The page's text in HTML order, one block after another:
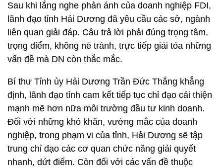
Sau khi lắng nghe phản ánh của doanh nghiệp FDI,
lãnh đạo tỉnh Hải Dương đã yêu cầu các sở, ngành
liên quan giải đáp. Câu trả lời phải đúng trọng tâm,
trọng điểm, không né tránh, trực tiếp giải tỏa những
vấn đề mà DN còn thắc mắc.
Bí thư Tỉnh ủy Hải Dương Trần Đức Thắng khẳng
định, lãnh đạo tỉnh cam kết tiếp tục chỉ đạo cải thiện
mạnh mẽ hơn nữa môi trường đầu tư kinh doanh.
Đối với những khó khăn, vướng mắc của doanh
nghiệp, trong phạm vi của tỉnh, Hải Dương sẽ tập
trung chỉ đạo các cơ quan chức năng giải quyết
nhanh, dứt điểm. Còn đối với các vấn đề thuộc